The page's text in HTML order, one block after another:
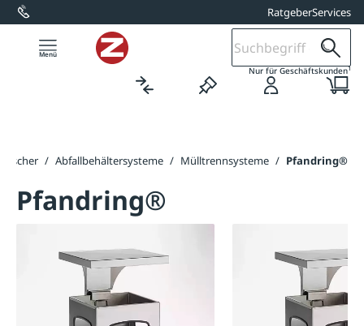
springen RatgeberServices
Nur für Geschäftskunden1
Ascher / Abfallbehältersysteme / Mülltrennsysteme / Pfandring®
Pfandring®